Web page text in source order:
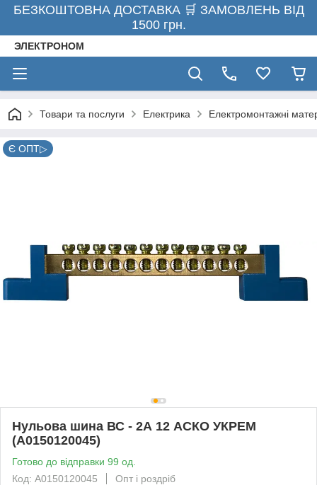
БЕЗКОШТОВНА ДОСТАВКА 🛒 ЗАМОВЛЕНЬ ВІД
1500 грн.
ЭЛЕКТРОНОМ
Товари та послуги Електрика Електромонтажні
Є ОПТ▷
Нульова шина ВС - 2А 12 АСКО УКРЕМ
(A0150120045)
Готово до відправки 99 од.
Код: A0150120045
Опт і роздріб